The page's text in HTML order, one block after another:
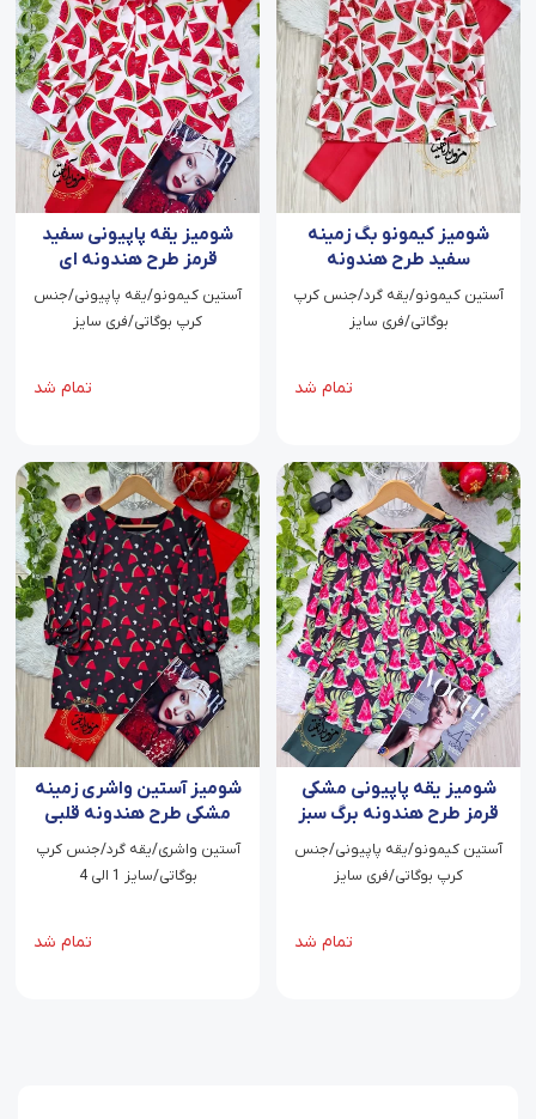
شومیز کیمونو بگ زمینه
سفید طرح هندونه
آستین کیمونو/یقه گرد/جنس کرپ
بوگاتی/فری سایز
تمام شد
شومیز یقه پاپیونی سفید
قرمز طرح هندونه ای
آستین کیمونو/یقه پاپیونی/جنس
کرپ بوگاتی/فری سایز
تمام شد
شومیز یقه پاپیونی مشکی
قرمز طرح هندونه برگ سبز
آستین کیمونو/یقه پاپیونی/جنس
کرپ بوگاتی/فری سایز
تمام شد
شومیز آستین واشری زمینه
مشکی طرح هندونه قلبی
آستین واشری/یقه گرد/جنس کرپ
بوگاتی/سایز 1 الی 4
تمام شد